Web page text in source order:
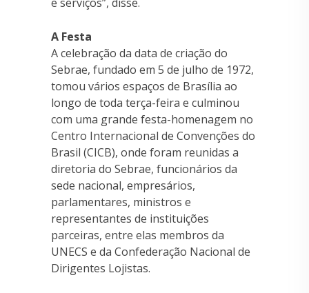
A Festa
A celebração da data de criação do
Sebrae, fundado em 5 de julho de 1972,
tomou vários espaços de Brasília ao
longo de toda terça-feira e culminou
com uma grande festa-homenagem no
Centro Internacional de Convenções do
Brasil (CICB), onde foram reunidas a
diretoria do Sebrae, funcionários da
sede nacional, empresários,
parlamentares, ministros e
representantes de instituições
parceiras, entre elas membros da
UNECS e da Confederação Nacional de
Dirigentes Lojistas.